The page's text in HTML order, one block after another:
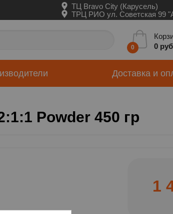
ТЦ Bravo City (Карусель)
ТРЦ РИО ул. Советская 99
0
0
Доставка и
Powder 450 гр
1